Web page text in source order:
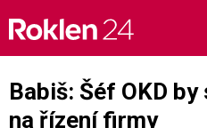
content
Babiš: Šéf OKD
na řízení firmy